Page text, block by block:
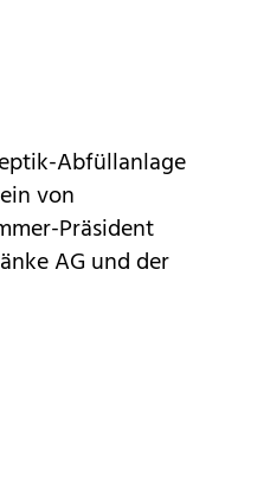
Abfüllanlage
von
Präsident
AG und der